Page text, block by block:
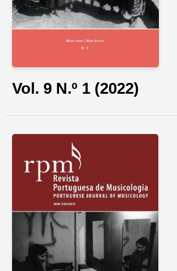
Vol. 9 N.º 1 (2022)